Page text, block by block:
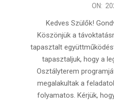
ON:
Kedves Szülők!
Köszönjük a
tapasztalt
tapasztaljuk, hogy a
Osztályterem
megalakultak a
folyamatos. Kérjük,